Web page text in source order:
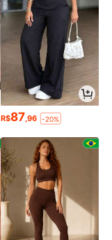
R$87,96 -20%